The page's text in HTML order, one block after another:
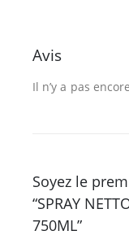
Avis
Il n’y a pas
Soyez le
“SPRAY
750ML”